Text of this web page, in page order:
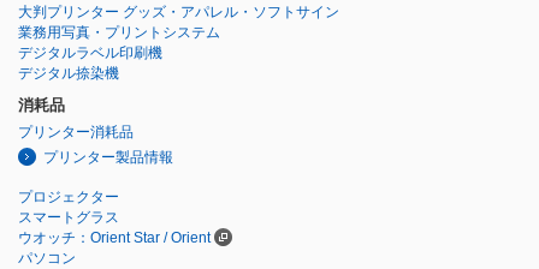
大判プリンター グッズ・アパレル・ソフトサイン
業務用写真・プリントシステム
デジタルラベル印刷機
デジタル捺染機
消耗品
プリンター消耗品
プリンター製品情報
プロジェクター
スマートグラス
ウオッチ：Orient Star / Orient
パソコン